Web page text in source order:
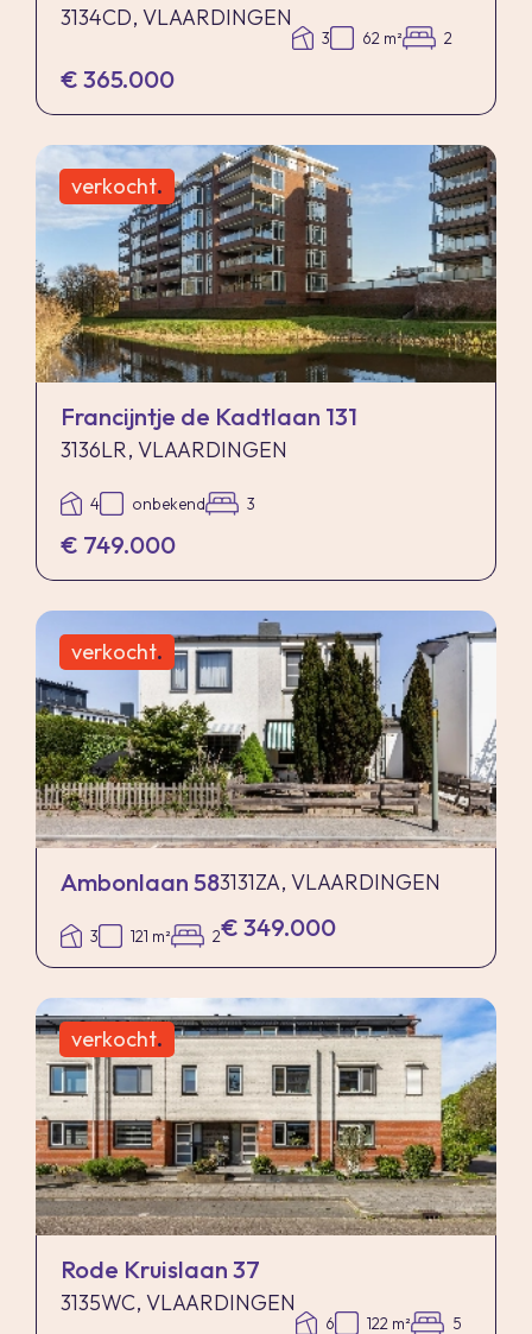
3134CD, VLAARDINGEN
3 62 m² 2
€ 365.000
verkocht.
Francijntje de Kadtlaan 131
3136LR, VLAARDINGEN
4 onbekend 3
€ 749.000
verkocht.
Ambonlaan 583131ZA, VLAARDINGEN
3 121 m² 2€ 349.000
verkocht.
Rode Kruislaan 37
3135WC, VLAARDINGEN
6 122 m² 5